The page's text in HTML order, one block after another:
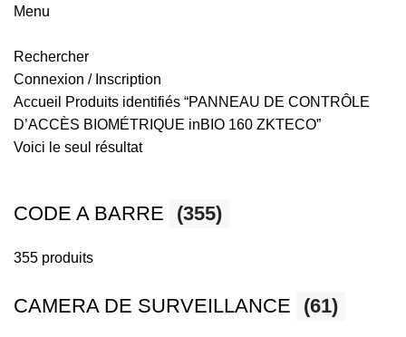
Menu
Rechercher
Connexion / Inscription
Accueil
Produits identifiés “PANNEAU DE CONTRÔLE
D’ACCÈS BIOMÉTRIQUE inBIO 160 ZKTECO”
Voici le seul résultat
CODE A BARRE (355)
355 produits
CAMERA DE SURVEILLANCE (61)